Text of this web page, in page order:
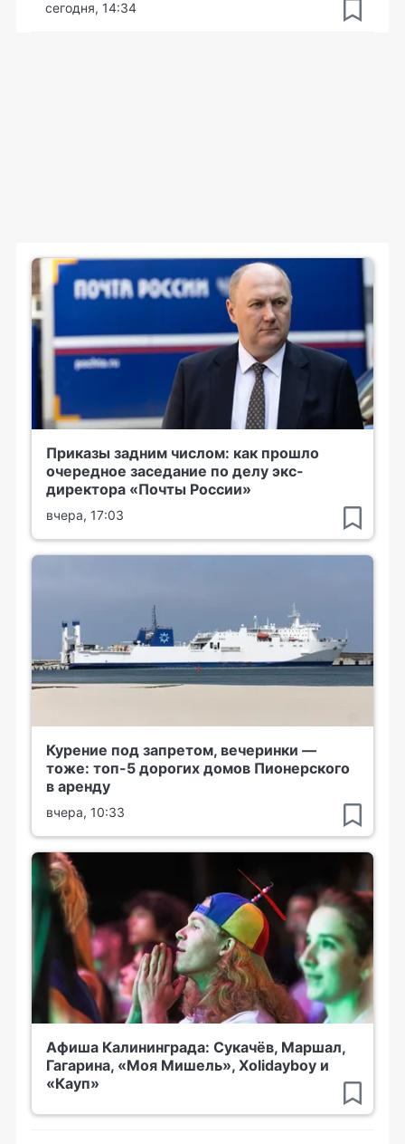
сегодня, 14:34
Приказы задним числом: как прошло
очередное заседание по делу экс-
директора «Почты России»
вчера, 17:03
Курение под запретом, вечеринки —
тоже: топ-5 дорогих домов Пионерского
в аренду
вчера, 10:33
Афиша Калининграда: Сукачёв, Маршал,
Гагарина, «Моя Мишель», Xolidayboy и
«Кауп»